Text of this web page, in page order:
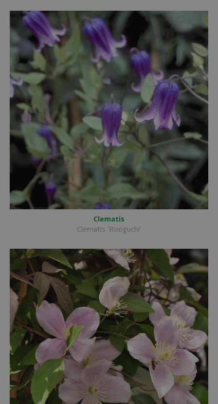
Clematis
Clematis 'Rooguchi'